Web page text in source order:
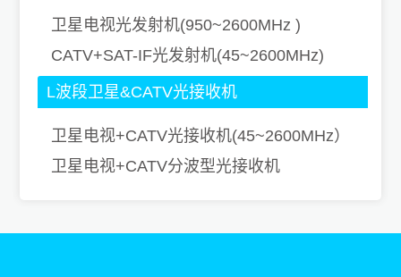
卫星电视光发射机(950~2600MHz )
CATV+SAT-IF光发射机(45~2600MHz)
L波段卫星&CATV光接收机
卫星电视+CATV光接收机(45~2600MHz）
卫星电视+CATV分波型光接收机